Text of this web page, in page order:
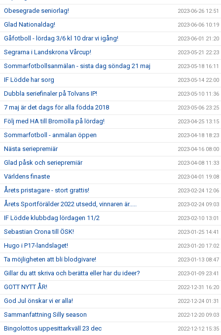
Obesegrade seniorlag! 2023-06-26 12:51
Glad Nationaldag! 2023-06-06 10:19
Gåfotboll - lördag 3/6 kl 10 drar vi igång! 2023-06-01 21:20
Segrarna i Landskrona Vårcup! 2023-05-21 22:23
Sommarfotbollsanmälan - sista dag söndag 21 maj 2023-05-18 16:11
IF Lödde har sorg 2023-05-14 22:00
Dubbla seriefinaler på Tolvans IP! 2023-05-10 11:36
7 maj är det dags för alla födda 2018 2023-05-06 23:25
Följ med HA till Bromölla på lördag! 2023-04-25 13:15
Sommarfotboll - anmälan öppen 2023-04-18 18:23
Nästa seriepremiär 2023-04-16 08:00
Glad påsk och seriepremiär 2023-04-08 11:33
Världens finaste 2023-04-01 19:08
Årets pristagare - stort grattis! 2023-02-24 12:06
Årets Sportförälder 2022 utsedd, vinnaren är..... 2023-02-24 09:03
IF Lödde klubbdag lördagen 11/2 2023-02-10 13:01
Sebastian Crona till ÖSK! 2023-01-25 14:41
Hugo i P17-landslaget! 2023-01-20 17:02
Ta möjligheten att bli blodgivare! 2023-01-13 08:47
Gillar du att skriva och berätta eller har du ideer? 2023-01-09 23:41
GOTT NYTT ÅR! 2022-12-31 16:20
God Jul önskar vi er alla! 2022-12-24 01:31
Sammanfattning Silly season 2022-12-20 09:03
Bingolottos uppesittarkväll 23 dec 2022-12-12 15:35